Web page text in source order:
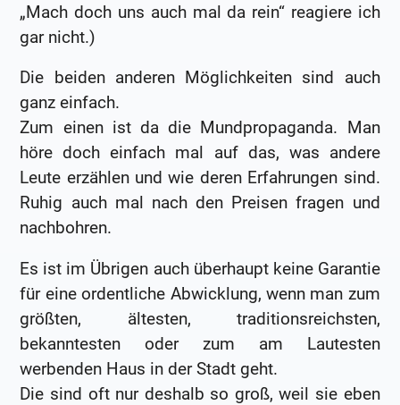
„Mach doch uns auch mal da rein“ reagiere ich
gar nicht.)
Die beiden anderen Möglichkeiten sind auch
ganz einfach.
Zum einen ist da die Mundpropaganda. Man
höre doch einfach mal auf das, was andere
Leute erzählen und wie deren Erfahrungen sind.
Ruhig auch mal nach den Preisen fragen und
nachbohren.
Es ist im Übrigen auch überhaupt keine Garantie
für eine ordentliche Abwicklung, wenn man zum
größten, ältesten, traditionsreichsten,
bekanntesten oder zum am Lautesten
werbenden Haus in der Stadt geht.
Die sind oft nur deshalb so groß, weil sie eben